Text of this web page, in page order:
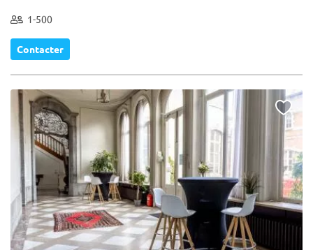
1-500
Contacter